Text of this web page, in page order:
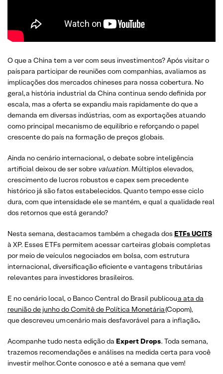
O que a China tem a ver com seus investimentos? Após visitar o
país para participar de reuniões com companhias, avaliamos as
implicações dos mercados chineses para nossa cobertura. No
geral, a história industrial da China continua sendo definida por
escala, mas a oferta se expandiu mais rapidamente do que a
demanda em diversas indústrias, com as exportações atuando
como principal mecanismo de equilíbrio e reforçando o papel
crescente do país na formação de preços globais.
Ainda no cenário internacional, o debate sobre inteligência
artificial deixou de ser sobre valuation. Múltiplos elevados,
crescimento de lucros robustos e capex sem precedente
histórico já são fatos estabelecidos. Quanto tempo esse ciclo
dura, com que intensidade ele se mantém, e qual a qualidade real
dos retornos que está gerando?
Nesta semana, destacamos também a chegada dos ETFs UCITS
à XP. Esses ETFs permitem acessar carteiras globais completas
por meio de veículos negociados em bolsa, com estrutura
internacional, diversificação eficiente e vantagens tributárias
relevantes para investidores brasileiros.
E no cenário local, o Banco Central do Brasil publicoua ata da
reunião de junho do Comitê de Política Monetária(Copom),
que descreveu umcenário mais desfavorável para a inflação.
Acompanhe tudo nesta edição da Expert Drops. Toda semana,
trazemos recomendações e análises na medida certa para você
investir melhor. Conte conosco e até a semana que vem!